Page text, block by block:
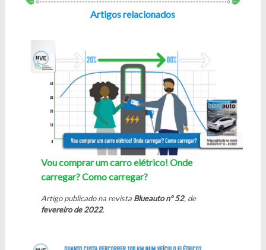
Artigos relacionados
Vou comprar um carro elétrico! Onde
carregar? Como carregar?
Artigo publicado na revista Blueauto nº 52, de
fevereiro de 2022.